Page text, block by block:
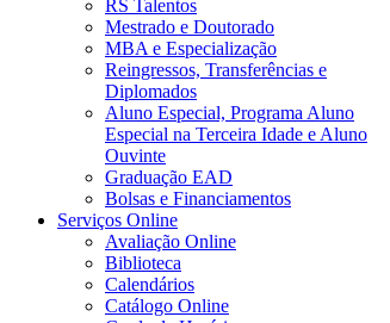
RS Talentos
Mestrado e Doutorado
MBA e Especialização
Reingressos, Transferências e
Diplomados
Aluno Especial, Programa Aluno
Especial na Terceira Idade e Aluno
Ouvinte
Graduação EAD
Bolsas e Financiamentos
Serviços Online
Avaliação Online
Biblioteca
Calendários
Catálogo Online